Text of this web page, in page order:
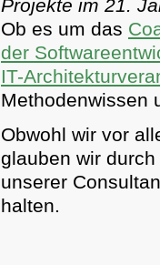
Projekte im 21.
Ob es um das
der
IT-
Methodenwissen
Obwohl wir vor
glauben wir
unserer
halten.